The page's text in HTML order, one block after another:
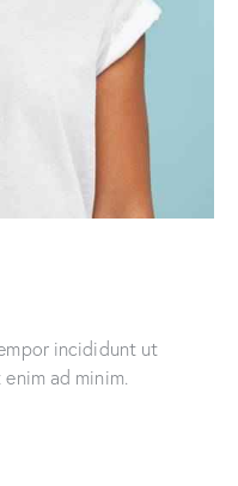
incididunt ut
ad minim.